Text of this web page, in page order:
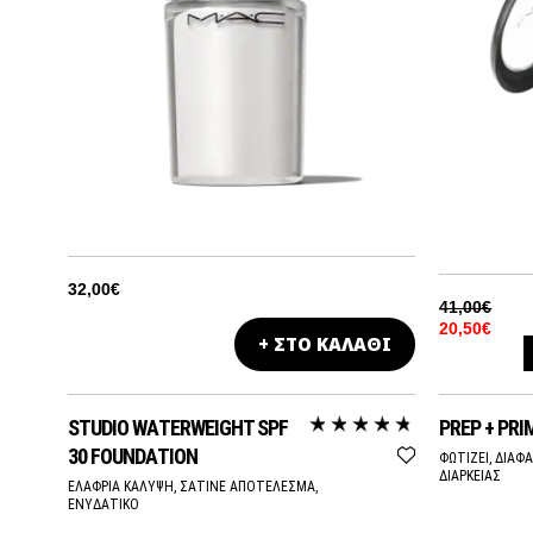
32,00€
+ ΣΤΟ ΚΑΛΑΘΙ
41,00€
20,50€
STUDIO WATERWEIGHT SPF
30 FOUNDATION
ΕΛΑΦΡΙΑ ΚΑΛΥΨΗ, ΣΑΤΙΝΕ ΑΠΟΤΕΛΕΣΜΑ,
ΕΝΥΔΑΤΙΚΟ
PREP +
ΦΩΤΙΖΕΙ,
ΔΙΑΡΚΕΙΑΣ